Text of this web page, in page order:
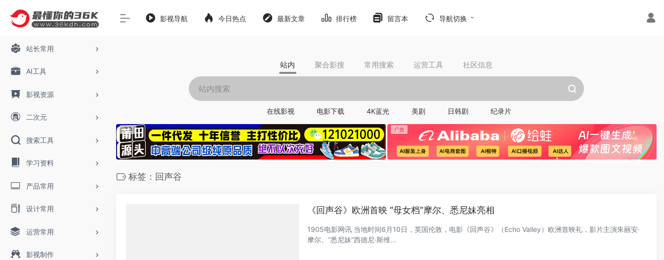
站长常用
AI工具
影视资源
二次元
搜索工具
学习资料
产品常用
设计常用
运营常用
影视制作
影视导航 今日热点 最新文章 排行榜 留言本 导航切换
站内 聚合影搜 常用搜索 运营工具 社区信息
在线影视 电影下载 4K蓝光 美剧 日韩剧 纪录片
标签：回声谷
《回声谷》欧洲首映 “母女档”摩尔、悉尼妹亮相
1905电影网讯 当地时间6月10日，英国伦敦，电影《回声谷》（Echo Valley）欧洲首映礼，影片主演朱丽安·
摩尔、“悉尼妹”西德尼·斯维...